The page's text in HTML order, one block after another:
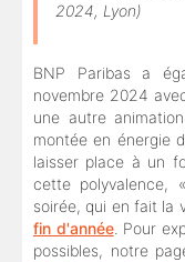
2024, Lyon)
BNP Paribas a
novembre 2024
une autre
montée en énergie
laisser place à un
cette polyvalence,
soirée, qui en fait la
fin d'année. Pour
possibles, notre